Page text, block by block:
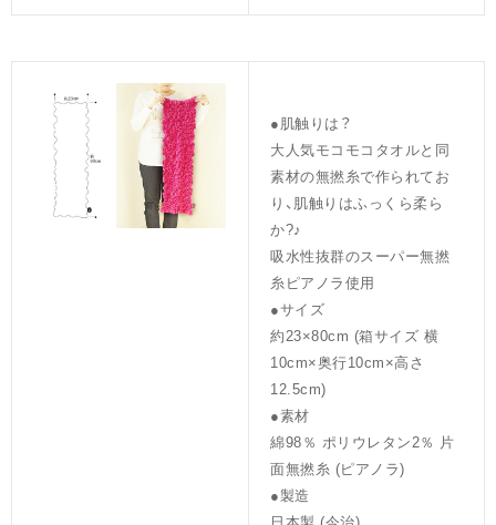
●肌触りは？
大人気モコモコタオルと同
素材の無撚糸で作られてお
り、肌触りはふっくら柔ら
か?♪
吸水性抜群のスーパー無撚
糸ピアノラ使用
●サイズ
約23×80cm (箱サイズ 横
10cm×奥行10cm×高さ
12.5cm)
●素材
綿98％ ポリウレタン2％ 片
面無撚糸 (ピアノラ)
●製造